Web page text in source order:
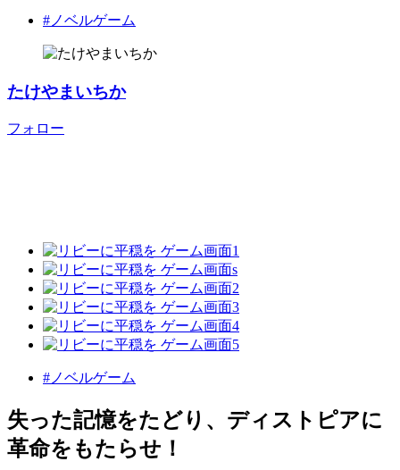
#ノベルゲーム
たけやまいちか
フォロー
#ノベルゲーム
失った記憶をたどり、ディストピアに
革命をもたらせ！